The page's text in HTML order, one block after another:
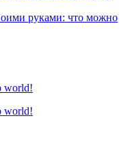
руками: что можно
world!
world!